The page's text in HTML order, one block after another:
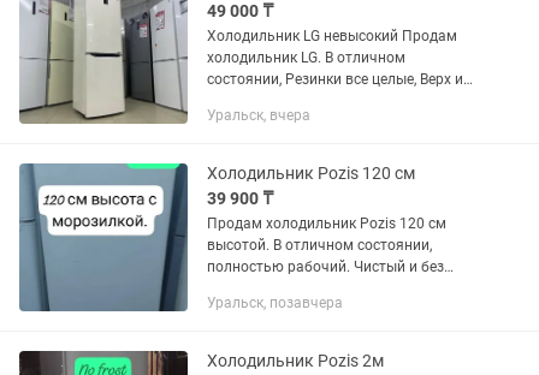
49 000 ₸
Холодильник LG невысокий Продам
холодильник LG. В отличном
состоянии, Резинки все целые, Верх и
Чистый и без лишних запахов.
Уральск, вчера
Холодильник Pozis 120 см
39 900 ₸
Продам холодильник Pozis 120 см
высотой. В отличном состоянии,
полностью рабочий. Чистый и без
Возможно будет проверить на месте.
Уральск, позавчера
Холодильник Pozis 2м